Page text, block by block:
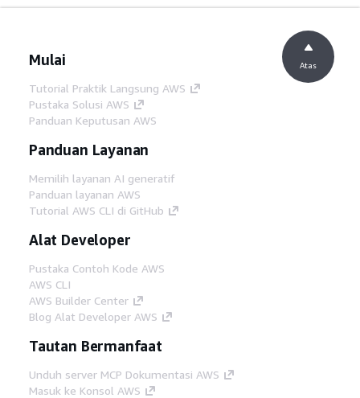
Mulai
Tutorial Praktik Langsung AWS
Pustaka Solusi AWS
Panduan Keputusan AWS
Panduan Layanan
Memilih layanan AI generatif
Panduan layanan AWS
Tutorial AWS CLI di GitHub
Alat Developer
Pustaka Contoh Kode AWS
AWS CLI
AWS Builder Center
Blog Alat Developer AWS
Tautan Bermanfaat
Unduh server MCP Dokumentasi AWS
Masuk ke Konsol AWS
Atas